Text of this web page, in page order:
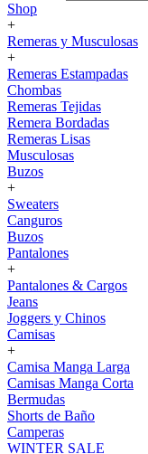
Shop
+
Remeras y Musculosas
+
Remeras Estampadas
Chombas
Remeras Tejidas
Remera Bordadas
Remeras Lisas
Musculosas
Buzos
+
Sweaters
Canguros
Buzos
Pantalones
+
Pantalones & Cargos
Jeans
Joggers y Chinos
Camisas
+
Camisa Manga Larga
Camisas Manga Corta
Bermudas
Shorts de Baño
Camperas
WINTER SALE